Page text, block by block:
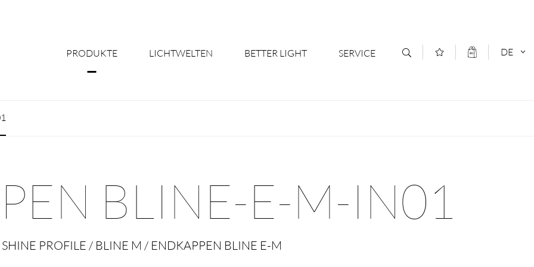
PRODUKTE LICHTWELTEN BETTER LIGHT
Licht nach Maß - Ihr Mehrwert
SERVICE
Downloads & Formulare
DE
BLINE-E-M-IN01
SHINE PROFILE / BLINE M / ENDKAPPEN BLINE E-M